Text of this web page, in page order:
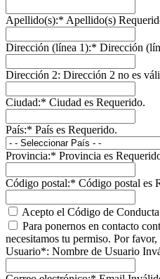
Apellido(s):* Apellido(s)
Dirección (línea 1):* Dirección
Dirección 2: Dirección 2 no es
Ciudad:* Ciudad es Requerido.
País:* País es Requerido.
Provincia:* Provincia es
Código postal:* Código postal es
Acepto el Código de
Para ponernos en contacto
necesitamos tu permiso. Por
Usuario*: Nombre de Usuario